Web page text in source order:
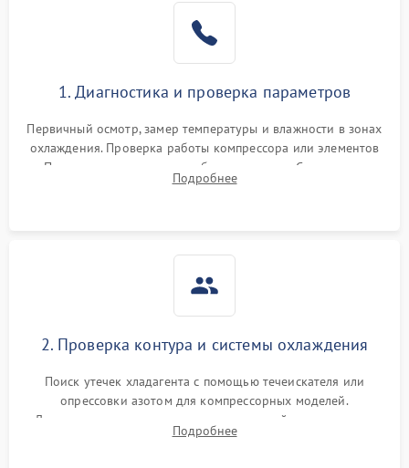
1. Диагностика и проверка параметров
Первичный осмотр, замер температуры и влажности в зонах
охлаждения. Проверка работы компрессора или элементов
Пельтье, оценка уровня вибрации и шума. Считывание
ошибок с модуля управления.
Подробнее
2. Проверка контура и системы охлаждения
Поиск утечек хладагента с помощью течеискателя или
опрессовки азотом для компрессорных моделей.
Диагностика термоэлектрических модулей, радиаторов и
кулеров на предмет перегрева или выхода из строя.
Подробнее